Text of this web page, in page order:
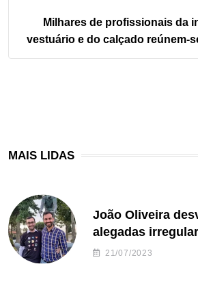
Milhares de profissionais da
vestuário e do calçado reúnem-
MAIS LIDAS
João Oliveira
alegadas
de Freguesia S.
21/07/2023